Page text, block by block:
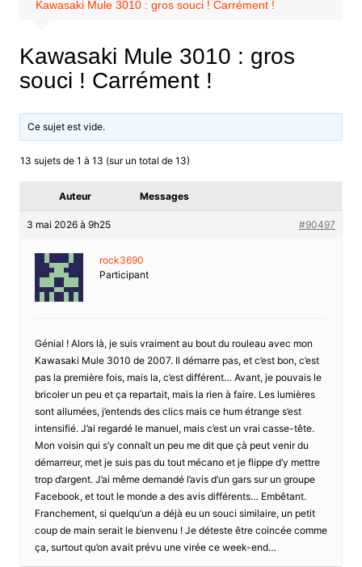
Kawasaki Mule 3010 : gros souci ! Carrément !
Kawasaki Mule 3010 : gros
souci ! Carrément !
Ce sujet est vide.
13 sujets de 1 à 13 (sur un total de 13)
Auteur Messages
3 mai 2026 à 9h25 #90497
rock3690
Participant
Génial ! Alors là, je suis vraiment au bout du rouleau avec mon
Kawasaki Mule 3010 de 2007. Il démarre pas, et c’est bon, c’est
pas la première fois, mais la, c’est différent… Avant, je pouvais le
bricoler un peu et ça repartait, mais la rien à faire. Les lumières
sont allumées, j’entends des clics mais ce hum étrange s’est
intensifié. J’ai regardé le manuel, mais c’est un vrai casse-tête.
Mon voisin qui s’y connaît un peu me dit que çà peut venir du
démarreur, met je suis pas du tout mécano et je flippe d’y mettre
trop d’argent. J’ai même demandé l’avis d’un gars sur un groupe
Facebook, et tout le monde a des avis différents… Embêtant.
Franchement, si quelqu’un a déjà eu un souci similaire, un petit
coup de main serait le bienvenu ! Je déteste être coincée comme
ça, surtout qu’on avait prévu une virée ce week-end…